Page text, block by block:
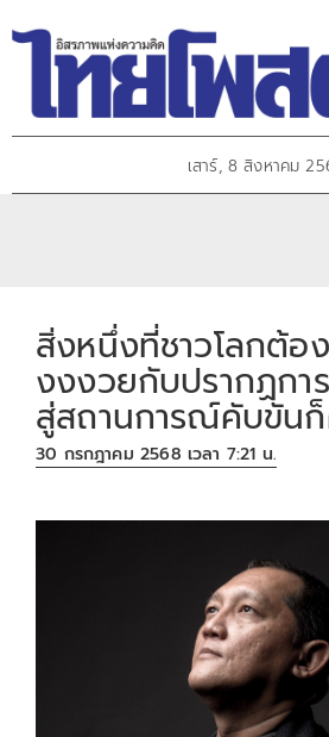
เสาร์, 8 สิงหาคม
สิ่งหนึ่งที่ชาวโลกต้อ
งงงวยกับปรากฏกา
สู่สถานการณ์คับขัน
30 กรกฎาคม 2568 เวลา 7:21 น.